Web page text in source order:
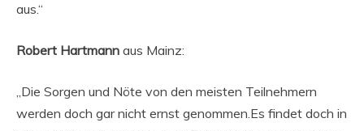
aus.“
Robert Hartmann aus Mainz:
„Die Sorgen und Nöte von den meisten Teilnehmern
werden doch gar nicht ernst genommen.Es findet doch in